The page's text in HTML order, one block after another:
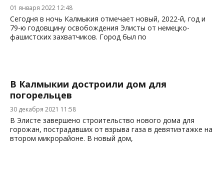
01 января 2022 12:48
Сегодня в ночь Калмыкия отмечает новый, 2022-й, год и
79-ю годовщину освобождения Элисты от немецко-
фашистских захватчиков. Город был по
В Калмыкии достроили дом для
погорельцев
30 декабря 2021 11:58
В Элисте завершено строительство нового дома для
горожан, пострадавших от взрыва газа в девятиэтажке на
втором микрорайоне. В новый дом,